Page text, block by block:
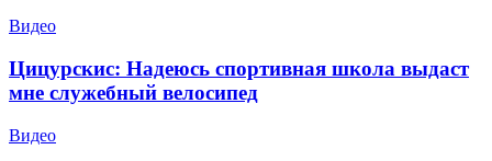
Видео
Цицурскис: Надеюсь спортивная школа выдаст
мне служебный велосипед
Видео